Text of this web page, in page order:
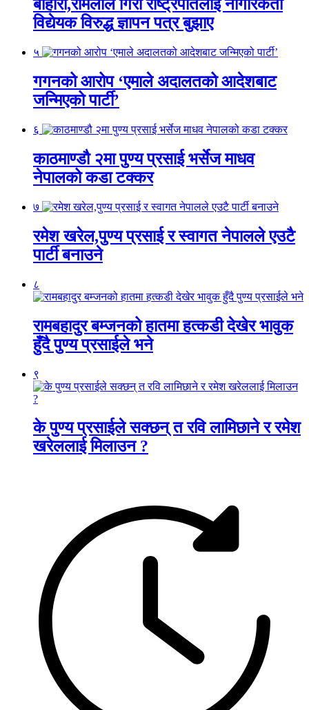
बोहोरा,रोमलाल गिरी राष्ट्रपतिलाई नागरिकता
विद्येयक विरुद्ध ज्ञापन पत्र बुझाए
५
गगनको आरोप ‘एमाले अदालतको आदेशबाट
जन्मिएको पार्टी’
६
काठमाण्डौ २मा पुण्य प्रसाई भर्सेज माधव
नेपालको कडा टक्कर
७
रमेश खरेल,पुण्य प्रसाई र स्वागत नेपालले एउटै
पार्टी बनाउने
८
रामबहादुर बम्जनको हातमा हत्कडी देखेर भावुक
हुँदै पुण्य प्रसाईले भने
९
के पुण्य प्रसाईले सक्छन् त रवि लामिछाने र रमेश
खरेललाई मिलाउन ?